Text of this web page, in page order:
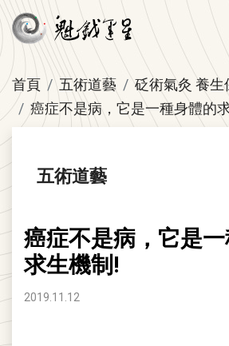
首頁 五術道藝
砭術氣灸 養生
癌症不是病，它是一種身體的
五術道藝
癌症不是病，它是
求生機制!
2019.11.12